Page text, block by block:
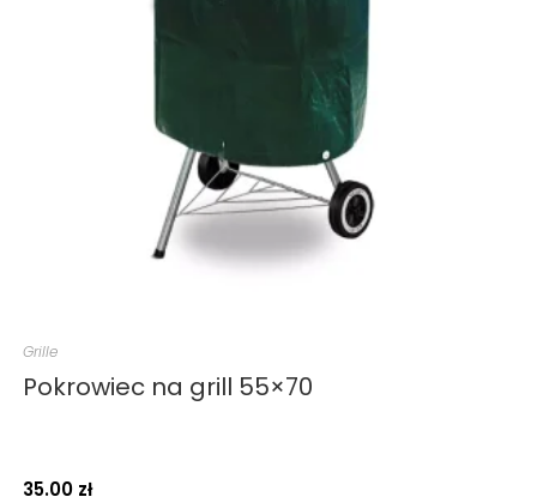
Grille
Pokrowiec na grill 55×70
35.00 zł